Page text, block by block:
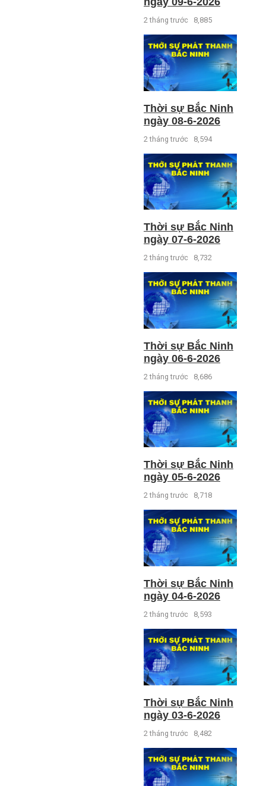
2 tháng trước 8,885
Thời sự Bắc Ninh
ngày 08-6-2026
2 tháng trước 8,594
Thời sự Bắc Ninh
ngày 07-6-2026
2 tháng trước 8,732
Thời sự Bắc Ninh
ngày 06-6-2026
2 tháng trước 8,686
Thời sự Bắc Ninh
ngày 05-6-2026
2 tháng trước 8,718
Thời sự Bắc Ninh
ngày 04-6-2026
2 tháng trước 8,593
Thời sự Bắc Ninh
ngày 03-6-2026
2 tháng trước 8,482